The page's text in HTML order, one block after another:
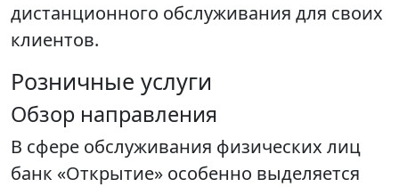
дистанционного обслуживания для своих
клиентов.
Розничные услуги
Обзор направления
В сфере обслуживания физических лиц
банк «Открытие» особенно выделяется